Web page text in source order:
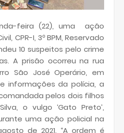
feira (22), uma ação
CPR-I, 3º BPM, Reservado
10 suspeitos pelo crime
A prisão ocorreu na rua
São José Operário, em
informações da polícia, a
pelos dois filhos
o vulgo ‘Gato Preto’,
uma ação policial na
de 2021. “A ordem é